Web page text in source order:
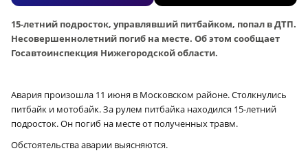
15-летний подросток, управлявший питбайком, попал в ДТП.
Несовершеннолетний погиб на месте. Об этом сообщает
Госавтоинспекция Нижегородской области.
Авария произошла 11 июня в Московском районе. Столкнулись
питбайк и мотобайк. За рулем питбайка находился 15-летний
подросток. Он погиб на месте от полученных травм.
Обстоятельства аварии выясняются.